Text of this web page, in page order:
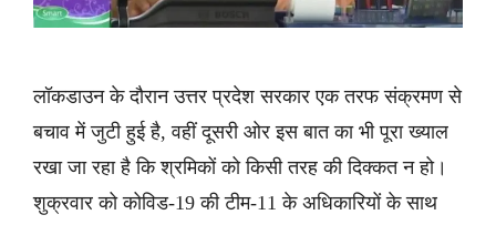
लॉकडाउन के दौरान उत्तर प्रदेश सरकार एक तरफ संक्रमण से
बचाव में जुटी हुई है, वहीं दूसरी ओर इस बात का भी पूरा ख्याल
रखा जा रहा है कि श्रमिकों को किसी तरह की दिक्कत न हो।
शुक्रवार को कोविड-19 की टीम-11 के अधिकारियों के साथ